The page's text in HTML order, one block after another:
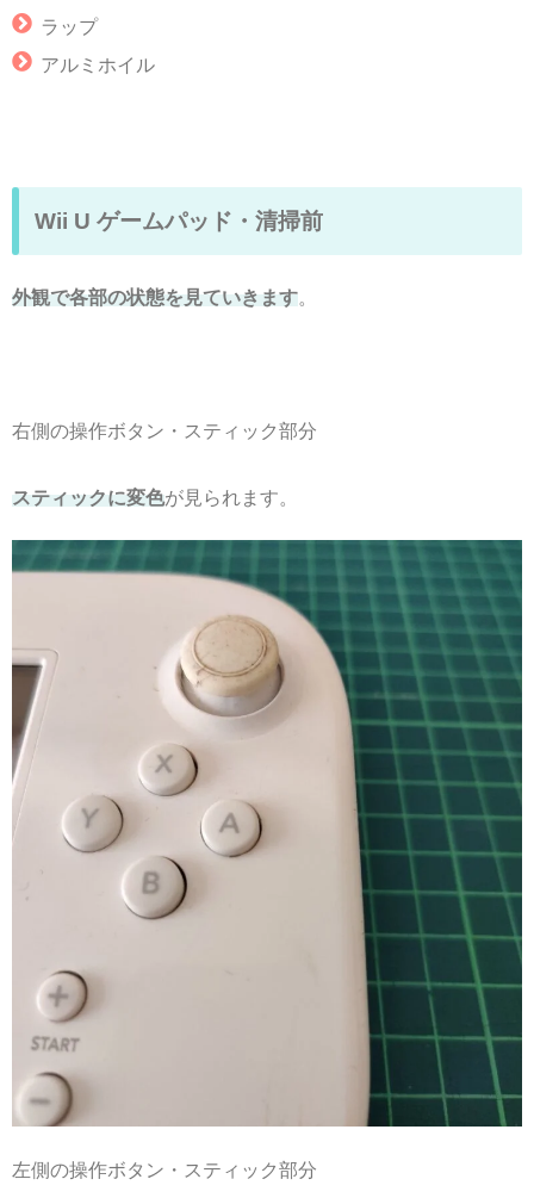
ラップ
アルミホイル
Wii U ゲームパッド・清掃前
外観で各部の状態を見ていきます。
右側の操作ボタン・スティック部分
スティックに変色が見られます。
左側の操作ボタン・スティック部分